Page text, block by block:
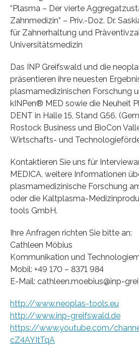
“Plasma – Der vierte
Zahnmedizin” – Priv.-Doz. Dr.
für Zahnerhaltung und
Universitätsmedizin
Das INP Greifswald und die
präsentieren ihre neuesten
plasmamedizinischen Forschung
kINPen® MED sowie die Neuheit
DENT in Halle 15, Stand G56.
Rostock Business und BioCon
Wirtschafts- und
Kontaktieren Sie uns für
MEDICA, weitere Informationen
plasmamedizinische Forschung
oder die Kaltplasma-
tools GmbH.
Ihre Anfragen richten Sie bitte an:
Cathleen Möbius
Kommunikation und
Mobil: +49 170 – 8371 984
E-Mail: cathleen.moebius@inp-
http://www.neoplas-tools.eu
http://www.inp-greifswald.de
https://www.youtube.com/
cZ4AYItTqA